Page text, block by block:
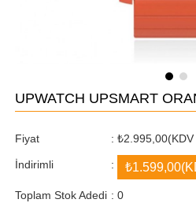
UPWATCH UPSMART
Fiyat : ₺2.995,00(KDV
İndirimli : ₺1.599,00
Toplam Stok Adedi : 0